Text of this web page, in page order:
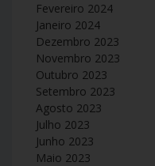
Fevereiro 2024
Janeiro 2024
Dezembro 2023
Novembro 2023
Outubro 2023
Setembro 2023
Agosto 2023
Julho 2023
Junho 2023
Maio 2023